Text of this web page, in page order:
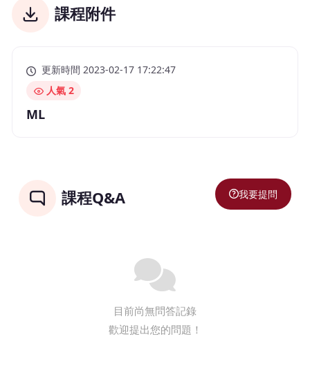
課程附件
更新時間 2023-02-17 17:22:47
人氣 2
ML
課程Q&A 我要提問
目前尚無問答記錄
歡迎提出您的問題！